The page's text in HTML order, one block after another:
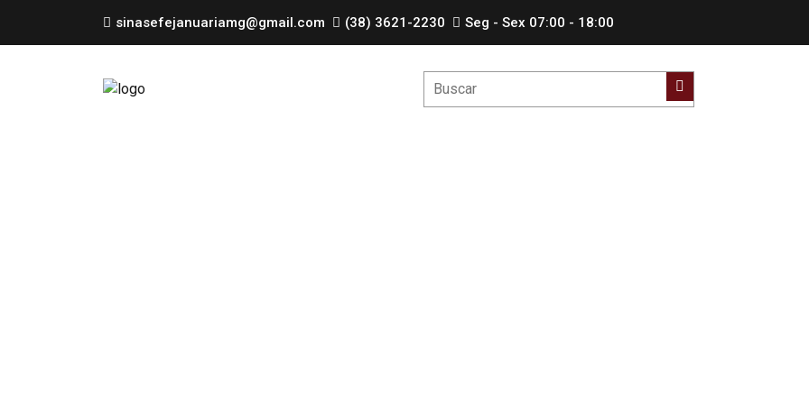
sinasefejanuariamg@gmail.com (38) 3621-2230 Seg - Sex 07:00 - 18:00